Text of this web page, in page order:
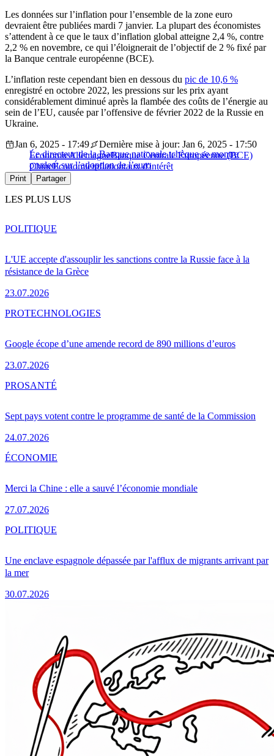
Les données sur l’inflation pour l’ensemble de la zone euro
devraient être publiées mardi 7 janvier. La plupart des économistes
s’attendent à ce que le taux d’inflation global atteigne 2,4 %, contre
2,2 % en novembre, ce qui l’éloignerait de l’objectif de 2 % fixé par
la Banque centrale européenne (BCE).
L’inflation reste cependant bien en dessous du pic de 10,6 %
enregistré en octobre 2022, les pressions sur les prix ayant
considérablement diminué après la flambée des coûts de l’énergie au
sein de l’EU, causée par l’offensive de février 2022 de la Russie en
Ukraine.
Le directeur de la Banque nationale tchèque se montre
prudent sur l’adoption de l’euro
Jan 6, 2025 - 17:49
Dernière mise à jour: Jan 6, 2025 - 17:50
ÉconomieAllemagneBanque Centrale Européenne (BCE)
ChineÉconomieinflationtaux d'intérêt
Print Partager
LES PLUS LUS
L'UE accepte d'assouplir les sanctions contre la Russie face à la
résistance de la Grèce
23.07.2026
POLITIQUE
Google écope d’une amende record de 890 millions d’euros
23.07.2026
PROTECHNOLOGIES
Sept pays votent contre le programme de santé de la Commission
24.07.2026
PROSANTÉ
Merci la Chine : elle a sauvé l’économie mondiale
27.07.2026
ÉCONOMIE
Une enclave espagnole dépassée par l'afflux de migrants arrivant par
la mer
30.07.2026
POLITIQUE